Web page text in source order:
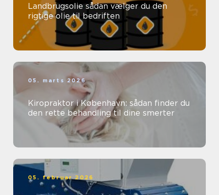
Landbrugsolie sådan vælger du den
rigtige olie til bedriften
05. marts 2026
Kiropraktor i København: sådan finder du
den rette behandling til dine smerter
05. februar 2026